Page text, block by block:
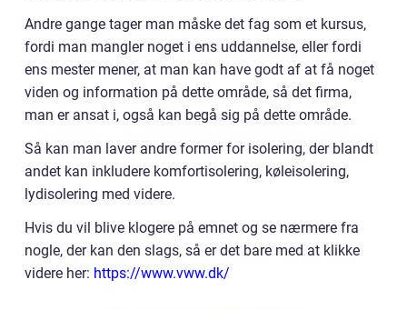
Andre gange tager man måske det fag som et kursus,
fordi man mangler noget i ens uddannelse, eller fordi
ens mester mener, at man kan have godt af at få noget
viden og information på dette område, så det firma,
man er ansat i, også kan begå sig på dette område.
Så kan man laver andre former for isolering, der blandt
andet kan inkludere komfortisolering, køleisolering,
lydisolering med videre.
Hvis du vil blive klogere på emnet og se nærmere fra
nogle, der kan den slags, så er det bare med at klikke
videre her: https://www.vww.dk/